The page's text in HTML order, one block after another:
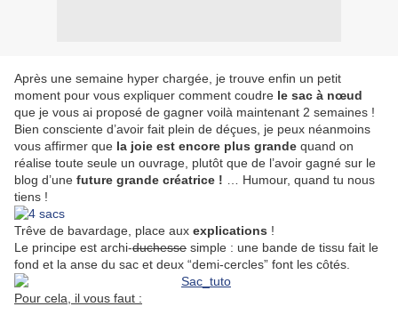
Après une semaine hyper chargée, je trouve enfin un petit
moment pour vous expliquer comment coudre le sac à nœud
que je vous ai proposé de gagner voilà maintenant 2 semaines !
Bien consciente d’avoir fait plein de déçues, je peux néanmoins
vous affirmer que la joie est encore plus grande quand on
réalise toute seule un ouvrage, plutôt que de l’avoir gagné sur le
blog d’une future grande créatrice ! … Humour, quand tu nous
tiens !
Trêve de bavardage, place aux explications !
Le principe est archi-duchesse simple : une bande de tissu fait le
fond et la anse du sac et deux “demi-cercles” font les côtés.
Pour cela, il vous faut :